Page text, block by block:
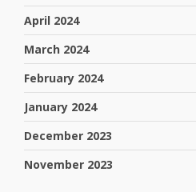
April 2024
March 2024
February 2024
January 2024
December 2023
November 2023